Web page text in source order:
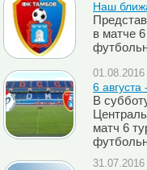
Наш
в матче
6
В
матч 6